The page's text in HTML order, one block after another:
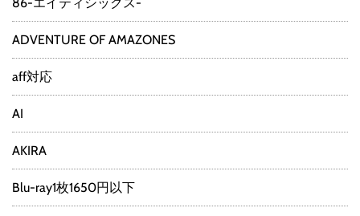
ADVENTURE OF AMAZONES
aff対応
AI
AKIRA
Blu-ray1枚1650円以下